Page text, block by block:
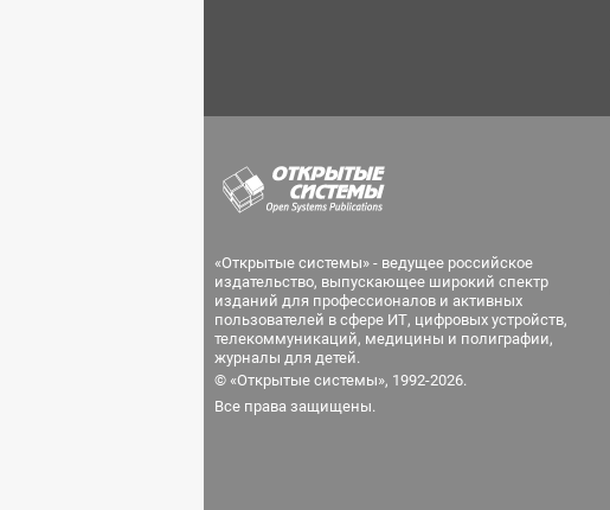
«Открытые системы» - ведущее российское
издательство, выпускающее широкий спектр
изданий для профессионалов и активных
пользователей в сфере ИТ, цифровых устройств,
телекоммуникаций, медицины и полиграфии,
журналы для детей.
© «Открытые системы», 1992-2026.
Все права защищены.